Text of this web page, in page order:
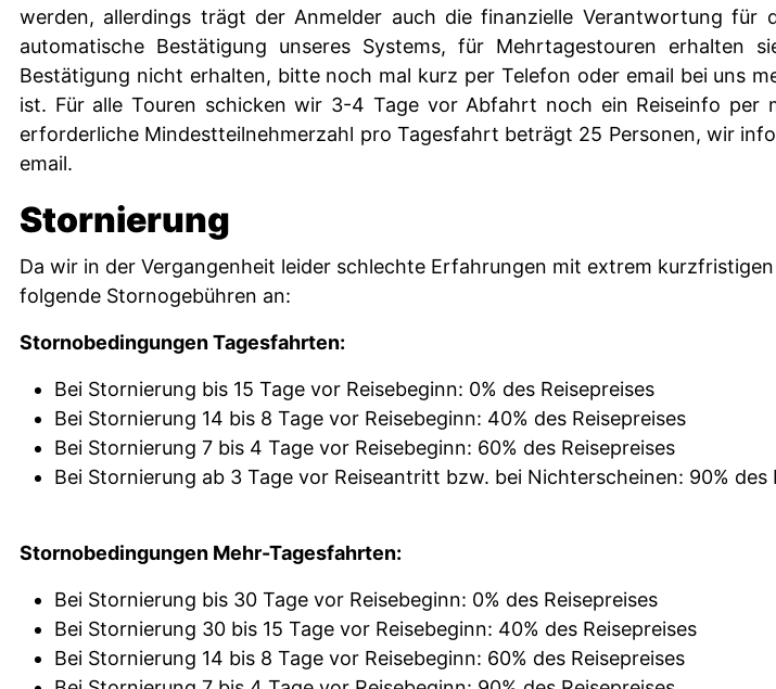
werden, allerdings trägt der Anmelder auch die finanzielle Verantwortung für
automatische Bestätigung unseres Systems, für Mehrtagestouren erhalten
Bestätigung nicht erhalten, bitte noch mal kurz per Telefon oder email bei uns
ist. Für alle Touren schicken wir 3-4 Tage vor Abfahrt noch ein Reiseinfo
erforderliche Mindestteilnehmerzahl pro Tagesfahrt beträgt 25 Personen, wir
email.
Stornierung
Da wir in der Vergangenheit leider schlechte Erfahrungen mit extrem
folgende Stornogebühren an:
Stornobedingungen Tagesfahrten:
Bei Stornierung bis 15 Tage vor Reisebeginn: 0% des Reisepreises
Bei Stornierung 14 bis 8 Tage vor Reisebeginn: 40% des Reisepreises
Bei Stornierung 7 bis 4 Tage vor Reisebeginn: 60% des Reisepreises
Bei Stornierung ab 3 Tage vor Reiseantritt bzw. bei Nichterscheinen: 90% des
Stornobedingungen Mehr-Tagesfahrten:
Bei Stornierung bis 30 Tage vor Reisebeginn: 0% des Reisepreises
Bei Stornierung 30 bis 15 Tage vor Reisebeginn: 40% des Reisepreises
Bei Stornierung 14 bis 8 Tage vor Reisebeginn: 60% des Reisepreises